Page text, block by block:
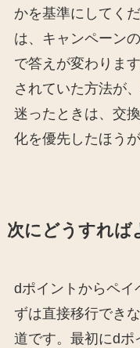
かを基準にしてく
は、キャンペーン
で答えが変わりま
されていた方法が
迷ったときは、交
化を優先したほう
次にどうすれば
dポイントからペイ
ずは直接移行でき
道です。最初にdポ